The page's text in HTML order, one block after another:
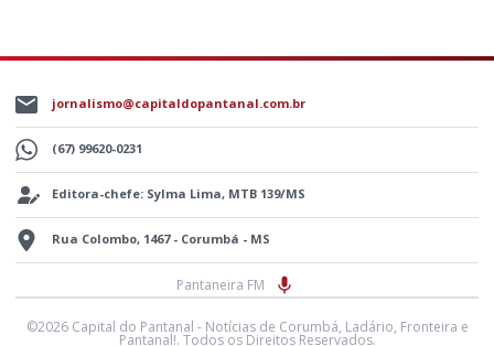
jornalismo@capitaldopantanal.com.br
(67) 99620-0231
Editora-chefe: Sylma Lima, MTB 139/MS
Rua Colombo, 1467 - Corumbá - MS
Pantaneira FM
©2026 Capital do Pantanal - Notícias de Corumbá, Ladário, Fronteira e
Pantanal!. Todos os Direitos Reservados.